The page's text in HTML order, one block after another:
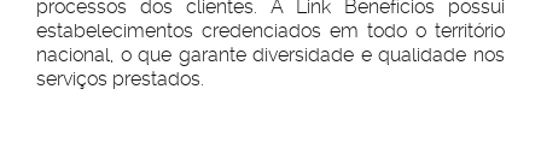
processos dos clientes. A Link Benefícios possui
estabelecimentos credenciados em todo o território
nacional, o que garante diversidade e qualidade nos
serviços prestados.